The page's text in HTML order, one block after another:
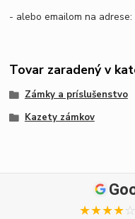
- alebo emailom na adrese:
Tovar zaradený v
Zámky a príslušenstvo
Kazety zámkov
★★★★☆